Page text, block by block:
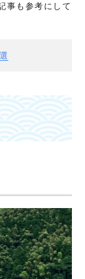
事も参考にして